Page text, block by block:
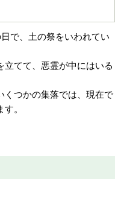
で、土の祭をいわれてい
立てて、悪霊が中にはいる
くつかの集落では、現在で
。